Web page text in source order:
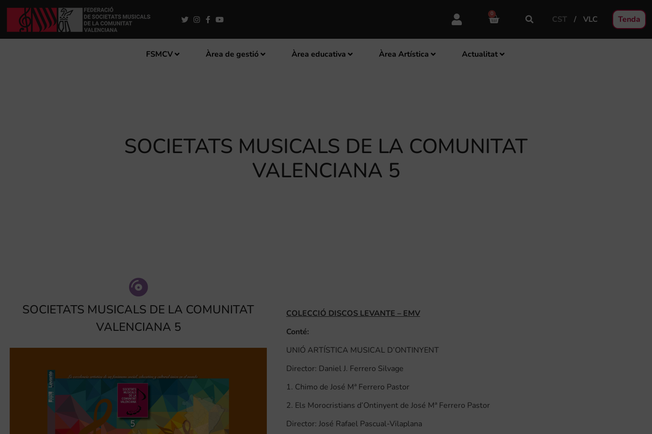
0
CST VLC Tenda
FSMCV Àrea de gestió Àrea educativa Àrea Artística Actualitat
SOCIETATS MUSICALS DE LA COMUNITAT
VALENCIANA 5
SOCIETATS MUSICALS DE LA COMUNITAT
VALENCIANA 5
COLECCIÓ DISCOS LEVANTE – EMV
Conté:
UNIÓ ARTÍSTICA MUSICAL D’ONTINYENT
Director: Daniel J. Ferrero Silvage
1. Chimo de José Mª Ferrero Pastor
2. Els Morocristians d’Ontinyent de José Mª Ferrero Pastor
Director: José Rafael Pascual-Vilaplana